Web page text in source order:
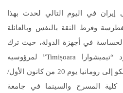
في اليوم التالي لحدث بهذا
وفرط الثقة بالنفس وبالعائلة
في أجهزة الدولة، حيث ترك
الديكتاتور مهمة سحق تمرد “تيميشوارا Timișoara” لمرؤوسيه
وزوجته.. عندما عاد تشاوشيسكو إلى رومانيا يوم 20 من كانون الأول/
المسرح والسينما في جامعة